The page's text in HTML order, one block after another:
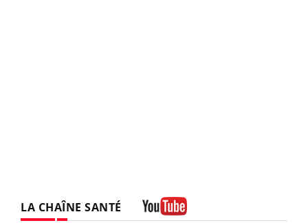
LA CHAÎNE SANTÉ